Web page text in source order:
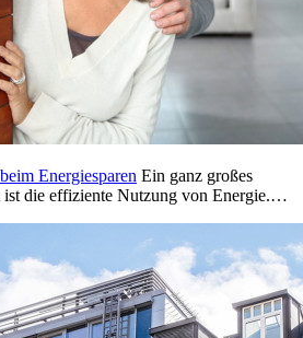
Energiesparen Ein ganz großes
ist die effiziente Nutzung von Energie.…